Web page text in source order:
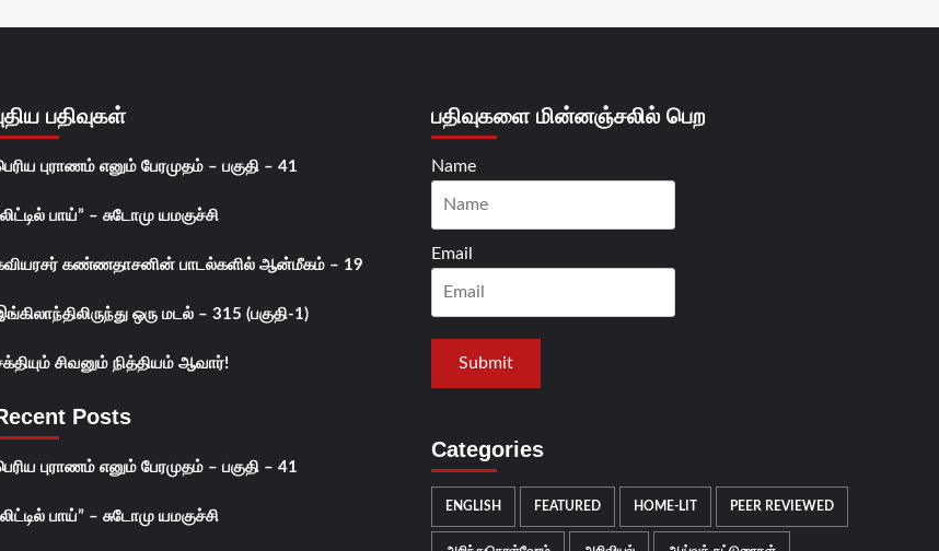
பதிவுகள்
புராணம் எனும் பேரமுதம் – பகுதி – 41
பாய்” – சுடோமு யமகுச்சி
கண்ணதாசனின் பாடல்களில் ஆன்மீகம் – 19
ஒரு மடல் – 315 (பகுதி-1)
சிவனும் நித்தியம் ஆவார்!
Posts
புராணம் எனும் பேரமுதம் – பகுதி – 41
பாய்” – சுடோமு யமகுச்சி
பதிவுகளை மின்னஞ்சலில் பெற
Name
Email
Categories
ENGLISH FEATURED HOME-LIT PEER REVIEWED